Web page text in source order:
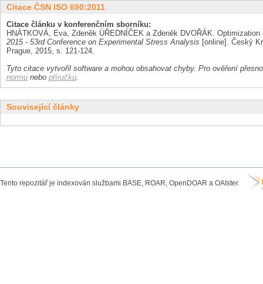
Citace ČSN ISO 690:2011
Citace článku v konferenčním sborníku:
HNÁTKOVÁ, Eva, Zdeněk ÚŘEDNÍČEK a Zdeněk DVOŘÁK.
2015 - 53rd Conference on Experimental Stress Analysis [online]. Český
Prague, 2015, s. 121-124.
Tyto citace vytvořil software a mohou obsahovat chyby. Pro ověření
normu nebo příručku.
Související články
Tento repozitář je indexován službami BASE, ROAR, OpenDOAR a OAIster.